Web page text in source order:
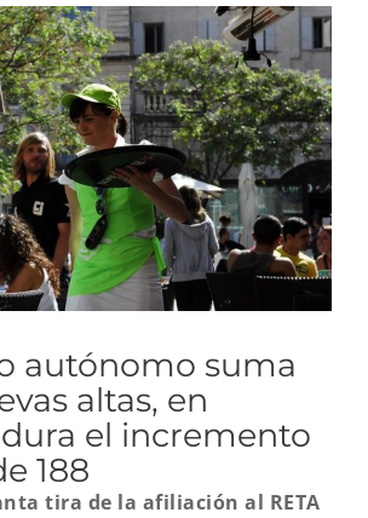
autónomo suma
altas, en
el incremento
188
tira de la afiliación al RETA